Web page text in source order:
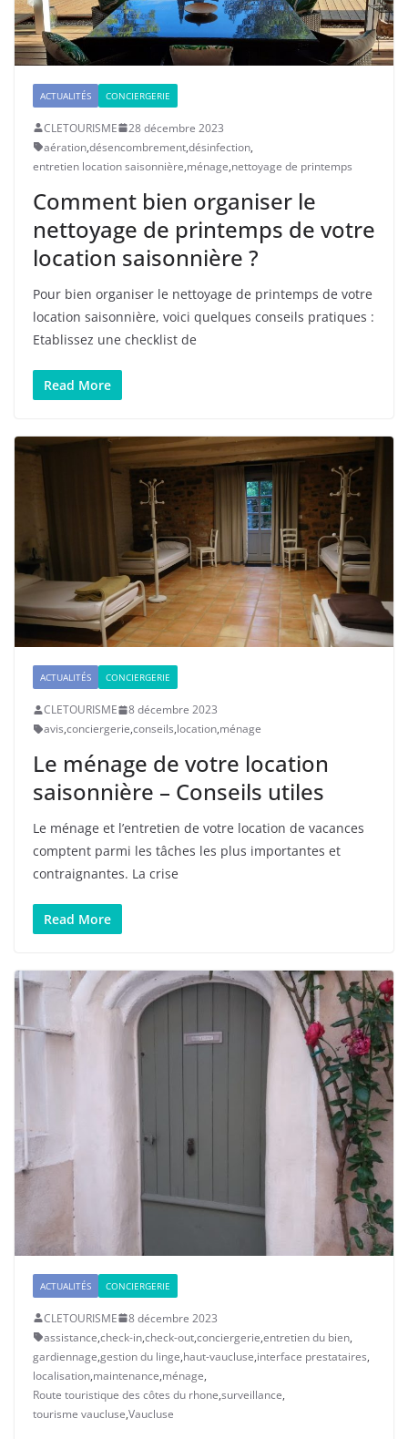
ACTUALITÉS CONCIERGERIE
CLETOURISME
28 décembre 2023
aération,désencombrement,désinfection,
entretien location saisonnière,ménage,nettoyage de printemps
Comment bien organiser le
nettoyage de printemps de votre
location saisonnière ?
Pour bien organiser le nettoyage de printemps de votre
location saisonnière, voici quelques conseils pratiques :
Etablissez une checklist de
Read More
ACTUALITÉS CONCIERGERIE
CLETOURISME
8 décembre 2023
avis,conciergerie,conseils,location,ménage
Le ménage de votre location
saisonnière – Conseils utiles
Le ménage et l’entretien de votre location de vacances
comptent parmi les tâches les plus importantes et
contraignantes. La crise
Read More
ACTUALITÉS CONCIERGERIE
CLETOURISME
8 décembre 2023
assistance,check-in,check-out,conciergerie,entretien du bien,
gardiennage,gestion du linge,haut-vaucluse,interface prestataires,
localisation,maintenance,ménage,
Route touristique des côtes du rhone,surveillance,
tourisme vaucluse,Vaucluse